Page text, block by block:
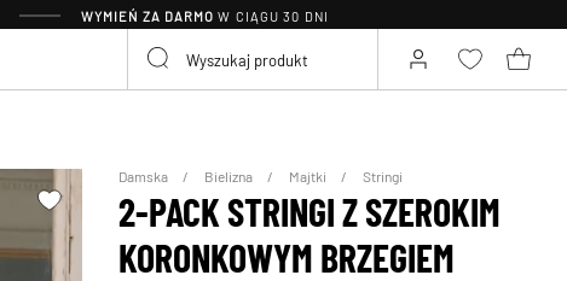
WYMIEŃ ZA DARMO W CIĄGU 30 DNI
Damska Bielizna Majtki Stringi
2-PACK STRINGI Z SZEROKIM
KORONKOWYM BRZEGIEM